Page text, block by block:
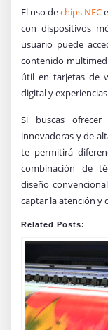
El uso dechips NFC
con dispositivos
usuario puede
contenido
útil en tarjetas de
digital y
Si buscas
innovadoras y de
te permitirá
combinación de
diseño
captar la atención y
Related Posts: